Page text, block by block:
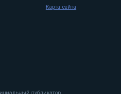
публикатор
Карта сайта